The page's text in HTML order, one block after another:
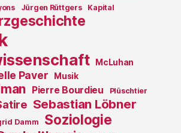
Jürgen Rüttgers Kapital
McLuhan
Paver Musik
Pierre Bourdieu
Plüschtier
Sebastian Löbner
Damm Soziologie